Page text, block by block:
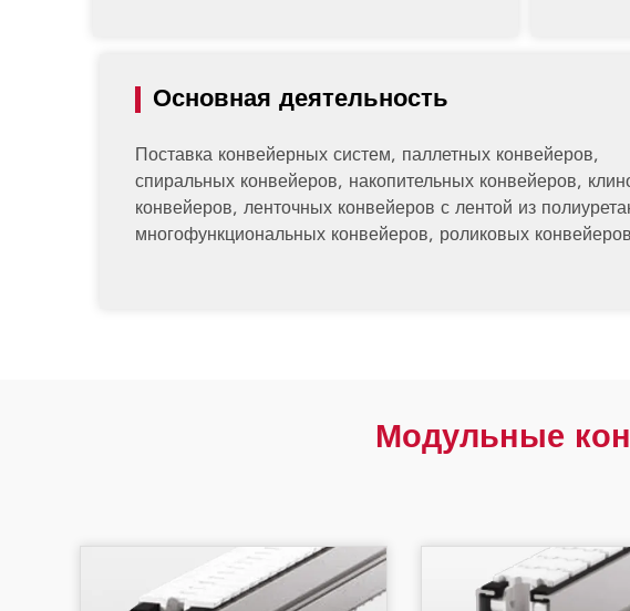
Основная деятельность
Поставка конвейерных систем, паллетных конвейеров,
спиральных конвейеров, накопительных конвейеров,
конвейеров, ленточных конвейеров с лентой из
многофункциональных конвейеров, роликовых конвейеров
Модульные